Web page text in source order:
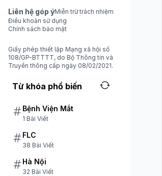
Liên hệ góp ýMiễn trừ trách nhiệm
Điều khoản sử dụng
Chính sách bảo mật
Giấy phép thiết lập Mạng xã hội số
108/GP-BTTTT, do Bộ Thông tin và
Truyền thông cấp ngày 08/02/2021.
Từ khóa phổ biến
Bệnh Viện Mắt
1 Bài Viết
FLC
38 Bài Viết
Hà Nội
32 Bài Viết